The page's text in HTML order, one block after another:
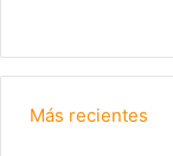
Más recientes